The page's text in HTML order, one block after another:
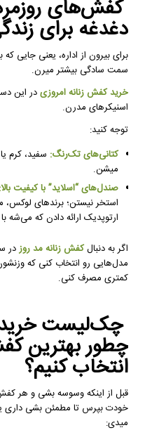
کفش‌های
دغدغه برای
برای بیرون از اداره، یعنی جایی
سمت سادگی بیشتر میرن.
خرید کفش زنانه امروزیدر این
اسنیکرهای مدرن.
توجه کنید:
کتانی‌های تک‌رنگ: سفید، کرم
میشن.
صندل‌های “اسلاید” با کیفیت بالا:
استخر نیستن؛ برندهای
ارتوپدیک ارائه دادن که می‌شه
اگر به دنبالکفش زنانه مد روزدر
مدل‌هایی رو انتخاب کنی که
کمتری مصرف کنی.
چک‌لیست خرید
انتخاب کنیم؟
قبل از اینکه وسوسه بشی و هر
خودت بپرس تا مطمئن بشی داری
میدی: